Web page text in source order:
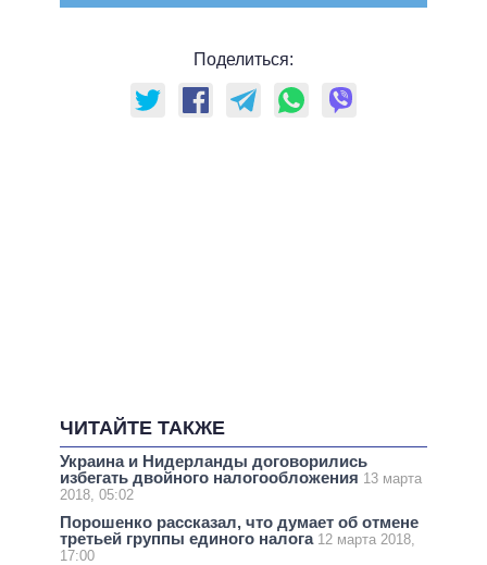
Поделиться:
ЧИТАЙТЕ ТАКЖЕ
Украина и Нидерланды договорились
избегать двойного налогообложения 13 марта
2018, 05:02
Порошенко рассказал, что думает об отмене
третьей группы единого налога 12 марта 2018,
17:00